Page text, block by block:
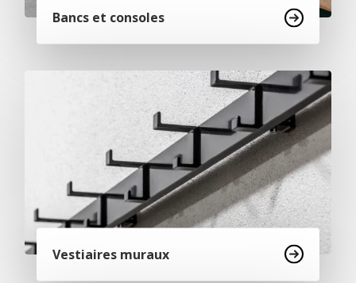
Bancs et consoles
Vestiaires muraux